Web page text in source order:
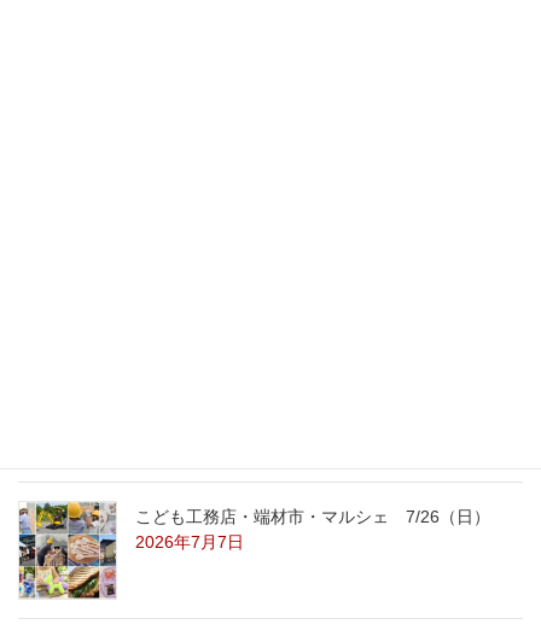
こども工務店・端材市・マルシェ 7/26（日）
2026年7月7日